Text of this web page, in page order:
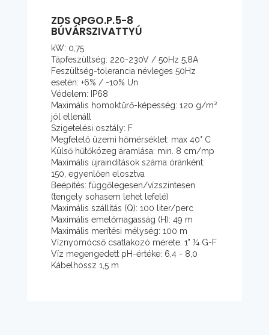
ZDS QPGO.P.5-8
BÚVÁRSZIVATTYÚ
kW: 0,75
Tápfeszültség: 220-230V / 50Hz 5,8A
Feszültség-tolerancia névleges 50Hz
esetén: +6% / -10% Un
Védelem: IP68
Maximális homoktűrő-képesség: 120 g/m³
jól ellenáll
Szigetelési osztály: F
Megfelelő üzemi hőmérséklet: max 40° C
Külső hűtőközeg áramlása: min. 8 cm/mp
Maximális újraindítások száma óránként:
150, egyenlően elosztva
Beépítés: függőlegesen/vízszintesen
(tengely sohasem lehet lefelé)
Maximális szállítás (Q): 100 liter/perc
Maximális emelőmagasság (H): 49 m
Maximális merítési mélység: 100 m
Víznyomócső csatlakozó mérete: 1" ¼ G-F
Víz megengedett pH-értéke: 6,4 - 8,0
Kábelhossz 1,5 m